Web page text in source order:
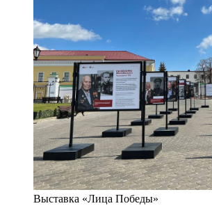
Выставка «Лица Победы»